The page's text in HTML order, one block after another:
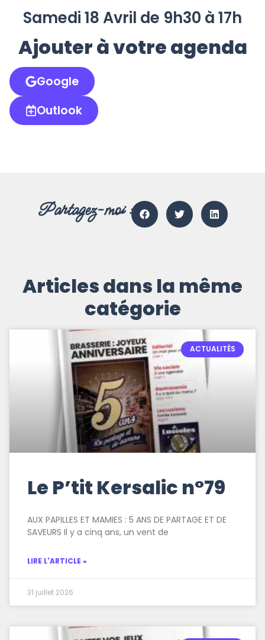
Samedi 18 Avril de 9h30 à 17h
Ajouter à votre agenda
Google
Outlook
Partagez-moi :
Articles dans la même
catégorie
ACTUALITÉS
Le P’tit Kersalic n°79
AUX PAPILLES ET MAMIES : 5 ANS DE PARTAGE ET DE
SAVEURS Il y a cinq ans, un vent de
LIRE L'ARTICLE »
31 juillet 2026